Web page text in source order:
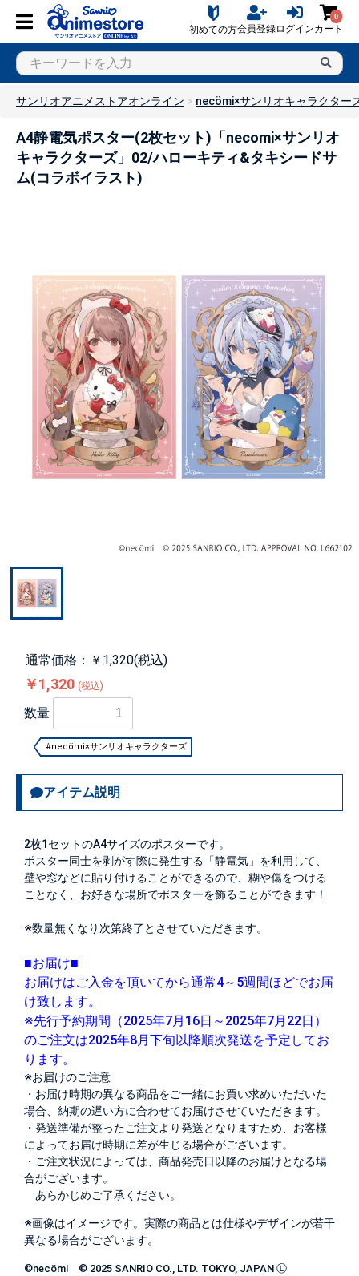
初めての方会員登録ログイン
0
カート
サンリオアニメストアオンライン necömi×サンリオキャラクター
A4静電気ポスター(2枚セット)「necomi×サンリオ
キャラクターズ」02/ハローキティ&タキシードサ
ム(コラボイラスト)
通常価格：￥1,320(税込)
￥1,320 (税込)
数量
#necömi×サンリオキャラクターズ
アイテム説明
2枚1セットのA4サイズのポスターです。
ポスター同士を剥がす際に発生する「静電気」を利用して、
壁や窓などに貼り付けることができるので、糊や傷をつける
ことなく、お好きな場所でポスターを飾ることができます！
※数量無くなり次第終了とさせていただきます。
■お届け■
お届けはご入金を頂いてから通常4～5週間ほどでお届
け致します。
※先行予約期間（2025年7月16日～2025年7月22日）
のご注文は2025年8月下旬以降順次発送を予定してお
ります。
※お届けのご注意
・お届け時期の異なる商品をご一緒にお買い求めいただいた
場合、納期の遅い方に合わせてお届けさせていただきます。
・発送準備が整ったご注文より発送となりますため、お客様
によってお届け時期に差が生じる場合がございます。
・ご注文状況によっては、商品発売日以降のお届けとなる場
合がございます。
あらかじめご了承ください。
※画像はイメージです。実際の商品とは仕様やデザインが若干
異なる場合がございます。
©necömi © 2025 SANRIO CO., LTD. TOKYO, JAPAN Ⓛ